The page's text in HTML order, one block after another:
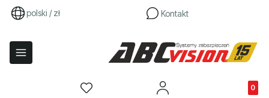
polski / zł Kontakt